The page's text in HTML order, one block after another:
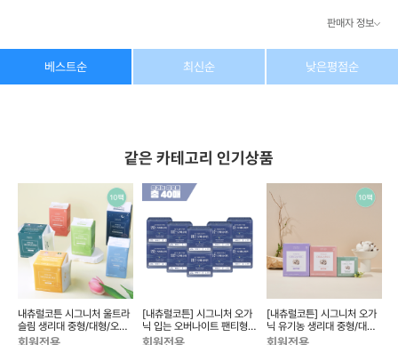
판매자 정보
상호/대표자 (주) 동이커머스
dongeecom@naver.com
소재지 경기도 고양시 덕양구 꽃마을로64, 1235호
베스트순 최신순 낮은평점순
같은 카테고리 인기상품
내츄럴코튼 시그니처 울트라
슬림 생리대 중형/대형/오버
나이트/라이너 10팩세트...
회원전용
[내츄럴코튼] 시그니처 오가
닉 입는 오버나이트 팬티형
4Px10팩 중형/대형
회원전용
[내츄럴코튼] 시그니처 오가
닉 유기농 생리대 중형/대형/
오버나이트/롱 라이너 ...
회원전용